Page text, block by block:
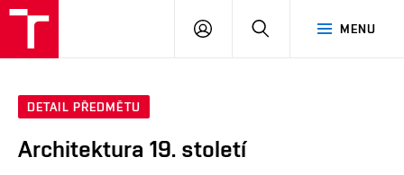
MENU
PŘIHLÁSIT
DETAIL PŘEDMĚTU
Architektura 19. století